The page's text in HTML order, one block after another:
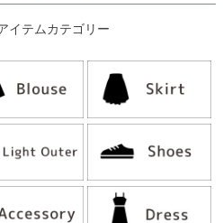
イテムカテゴリー